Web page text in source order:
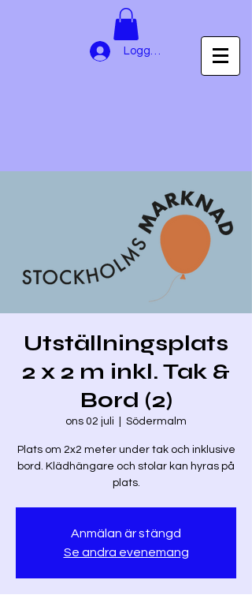
Logga in
Utställningsplats
2 x 2 m inkl. Tak &
Bord (2)
ons 02 juli Södermalm
Plats om 2x2 meter under tak och inklusive
bord. Klädhängare och stolar kan hyras på
plats.
Anmälan är stängd
Se andra evenemang